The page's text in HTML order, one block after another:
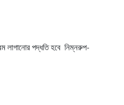
লাগানোর পদ্ধতি হবে নিম্নরুপ-